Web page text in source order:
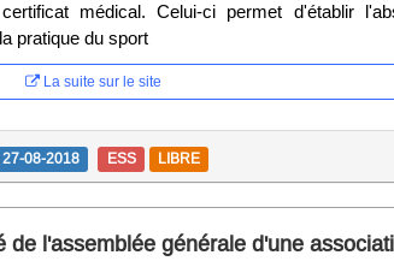
médical. Celui-ci permet d'établir
pratique du sport
La suite sur le site
27-08-2018 ESS LIBRE
de l'assemblée générale d'une